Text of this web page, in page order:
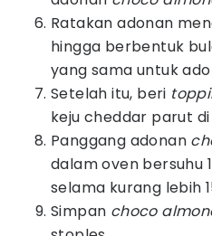
Ratakan adonan
hingga berbentuk
yang sama untuk
Setelah itu, beri
keju cheddar parut
Panggang adonan
dalam oven bersuhu
selama kurang lebih
Simpan choco